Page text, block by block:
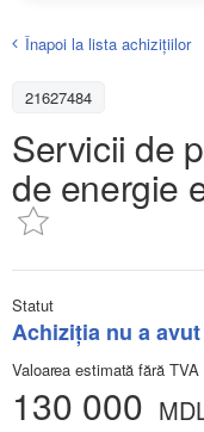
Înapoi la lista achiziţiilor
21627484
Servicii de
de energie
Statut
Achiziţia nu a
Valoarea estimată fără TVA
130 000